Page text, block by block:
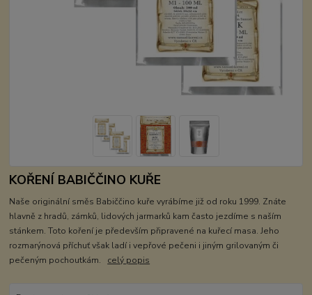
KOŘENÍ BABIČČINO KUŘE
Naše originální směs Babiččino kuře vyrábíme již od roku 1999. Znáte
hlavně z hradů, zámků, lidových jarmarků kam často jezdíme s naším
stánkem. Toto koření je především připravené na kuřecí masa. Jeho
rozmarýnová příchuť však ladí i vepřové pečeni i jiným grilovaným či
pečeným pochoutkám. celý popis